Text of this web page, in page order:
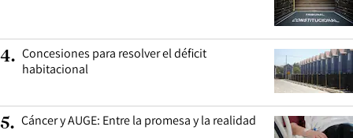
4. Concesiones para resolver el déficit
habitacional
5. Cáncer y AUGE: Entre la promesa y la realidad